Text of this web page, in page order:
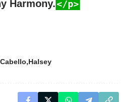
Harmony.</p>
Halsey